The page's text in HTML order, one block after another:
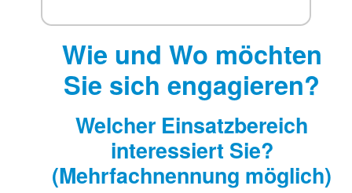
Wie und Wo möchten
Sie sich engagieren?
Welcher Einsatzbereich
interessiert Sie?
(Mehrfachnennung möglich)